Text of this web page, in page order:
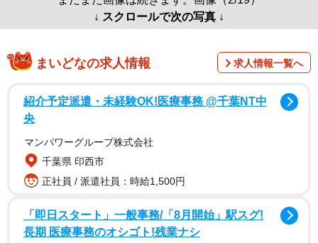
↓ スクロールで次の写真 ↓
まいどなの求人情報 求人情報一覧へ
紹介予定派遣・未経験OK!医療事務 @千葉NT中
央
マンパワーグループ株式会社
千葉県 印西市
正社員 / 派遣社員：時給1,500円
「即日スタート」一般事務/「8月開始」駅スグ!
長期 医療事務のオシゴト!残業ナシ